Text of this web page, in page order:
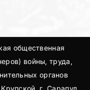
общественная
войны, труда,
органов